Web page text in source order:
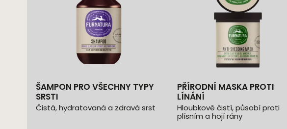
ŠAMPON PRO VŠECHNY TYPY
SRSTI
Čistá, hydratovaná a zdravá srst
PŘÍRODNÍ MASKA PROTI
LÍNÁNÍ
Hloubkově čistí, působí proti
plísním a hojí rány